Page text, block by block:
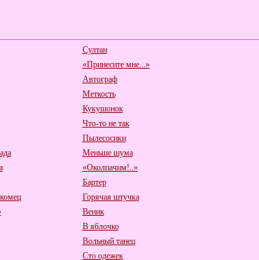
Султан
«Принесите мне...»
Автограф
Меткость
Кукушонок
Что-то не так
Пылесосики
Меньше шума
«Околпачим!..»
Бартер
Горячая штучка
Веник
В яблочко
Вольный танец
Сто одежек